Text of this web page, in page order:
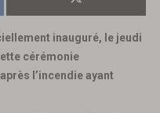
inauguré, le jeudi
cérémonie
l’incendie ayant